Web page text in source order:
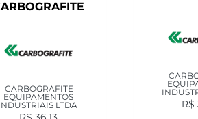
CARBOGRAFITE
EQUIPAMENTOS
LTDA
R$